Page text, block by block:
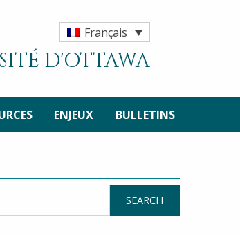
Français
D'OTTAWA
ENJEUX BULLETINS